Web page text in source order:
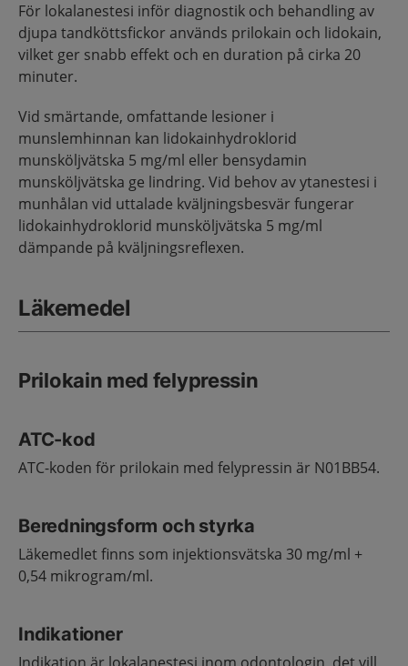
För lokalanestesi inför diagnostik och behandling av
djupa tandköttsfickor används prilokain och lidokain,
vilket ger snabb effekt och en duration på cirka 20
minuter.
Vid smärtande, omfattande lesioner i
munslemhinnan kan lidokainhydroklorid
munsköljvätska 5 mg/ml eller bensydamin
munsköljvätska ge lindring. Vid behov av ytanestesi i
munhålan vid uttalade kväljningsbesvär fungerar
lidokainhydroklorid munsköljvätska 5 mg/ml
dämpande på kväljningsreflexen.
Läkemedel
Prilokain med felypressin
ATC-kod
ATC-koden för prilokain med felypressin är N01BB54.
Beredningsform och styrka
Läkemedlet finns som injektionsvätska 30 mg/ml +
0,54 mikrogram/ml.
Indikationer